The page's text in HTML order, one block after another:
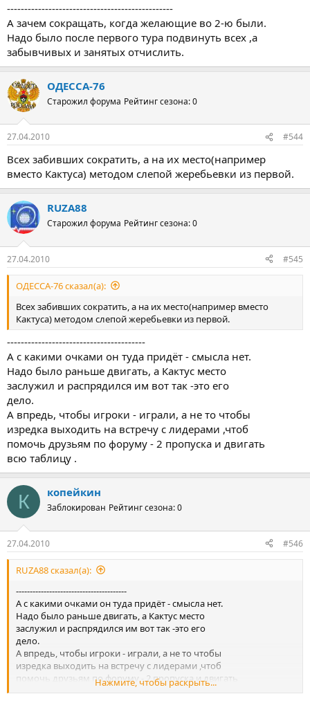
------------------------------------------------
А зачем сокращать, когда желающие во 2-ю были.
Надо было после первого тура подвинуть всех ,а
забывчивых и занятых отчислить.
ОДЕССА-76
Старожил форума Рейтинг сезона: 0
27.04.2010 #544
Всех забивших сократить, а на их место(например
вместо Кактуса) методом слепой жеребьевки из первой.
RUZA88
Старожил форума Рейтинг сезона: 0
27.04.2010 #545
ОДЕССА-76 сказал(а):
Всех забивших сократить, а на их место(например вместо
Кактуса) методом слепой жеребьевки из первой.
----------------------------------------
А с какими очками он туда придёт - смысла нет.
Надо было раньше двигать, а Кактус место
заслужил и распрядился им вот так -это его
дело.
А впредь, чтобы игроки - играли, а не то чтобы
изредка выходить на встречу с лидерами ,чтоб
помочь друзьям по форуму - 2 пропуска и двигать
всю таблицу .
К копейкин
Заблокирован Рейтинг сезона: 0
27.04.2010 #546
RUZA88 сказал(а):
----------------------------------------
А с какими очками он туда придёт - смысла нет.
Надо было раньше двигать, а Кактус место
заслужил и распрядился им вот так -это его
дело.
А впредь, чтобы игроки - играли, а не то чтобы
изредка выходить на встречу с лидерами ,чтоб
помочь друзьям по форуму - 2 пропуска и двигать
Нажмите, чтобы раскрыть...